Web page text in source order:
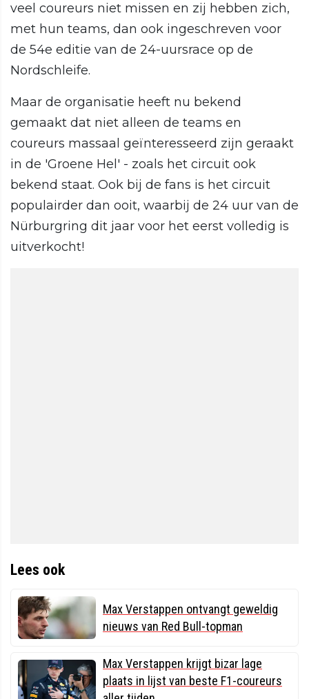
veel coureurs niet missen en zij hebben zich,
met hun teams, dan ook ingeschreven voor
de 54e editie van de 24-uursrace op de
Nordschleife.
Maar de organisatie heeft nu bekend
gemaakt dat niet alleen de teams en
coureurs massaal geïnteresseerd zijn geraakt
in de 'Groene Hel' - zoals het circuit ook
bekend staat. Ook bij de fans is het circuit
populairder dan ooit, waarbij de 24 uur van de
Nürburgring dit jaar voor het eerst volledig is
uitverkocht!
Lees ook
Max Verstappen ontvangt geweldig
nieuws van Red Bull-topman
Max Verstappen krijgt bizar lage
plaats in lijst van beste F1-coureurs